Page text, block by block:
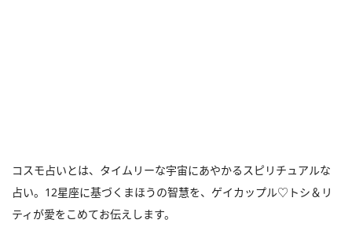
コスモ占いとは、タイムリーな宇宙にあやかるスピリチュアルな
占い。12星座に基づくまほうの智慧を、ゲイカップル♡トシ＆リ
ティが愛をこめてお伝えします。